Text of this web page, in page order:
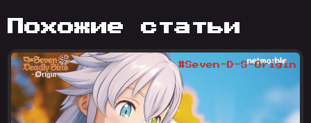
похожие статьи
#Seven-D-S-Origin